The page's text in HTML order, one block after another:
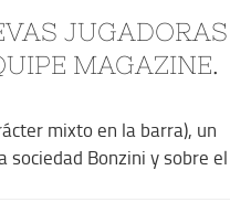
MAGAZINE.
mixto en la barra), un
sociedad Bonzini y sobre el